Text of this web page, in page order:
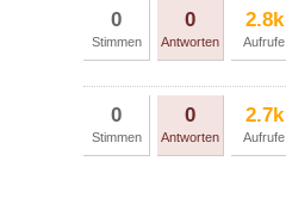
0
Stimmen
0
Antworten
2.8k
Aufrufe
0
Stimmen
0
Antworten
2.7k
Aufrufe